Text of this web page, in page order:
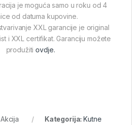
je moguća samo u roku od 4
od datuma kupovine.
XXL garancije je original
i XXL certifikat. Garanciju možete
produžitiovdje.
Kategorija:Kutne